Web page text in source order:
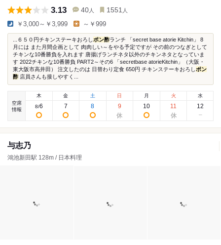
3.13 40 人 1551 人
￥3,000～￥3,999 ～￥999
...６５０円チキンステーキおろし ポン酢ランチ 「secret base atorie Kitchin」 8
月には また月間企画として 肉肉しい～をやる予定ですが その前のつなぎとして
チキンな10番勝負を入れます 唐揚げランチネタ以外のチキンネタとなっていま
す 2022チキンな10番勝負 PART2～その6 「secretbase atorieKitchin」（大阪・
東大阪市高井田） 注文したのは 日替わり定食 650円 チキンステーキおろし ポン
酢 店員さんも接しやすく...
空席
情報
木
8/6
金
7
土
8
日
9
月
10
火
11
水
12
与志乃
鴻池新田駅 128m / 日本料理